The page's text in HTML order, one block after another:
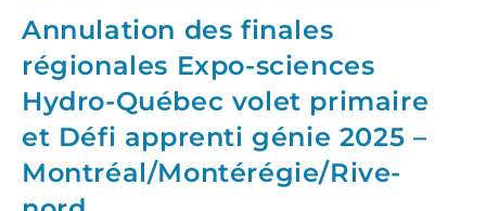
Annulation des finales
régionales Expo-sciences
Hydro-Québec volet primaire
et Défi apprenti génie 2025 –
Montréal/Montérégie/Rive-